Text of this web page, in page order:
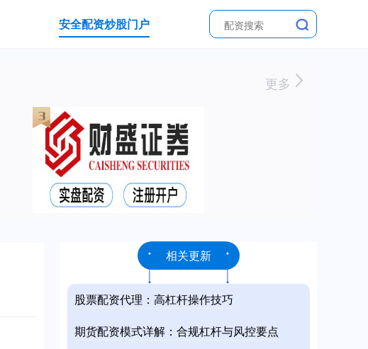
安全配资炒股门户
更多
相关更新
股票配资代理：高杠杆操作技巧
期货配资模式详解：合规杠杆与风控要点